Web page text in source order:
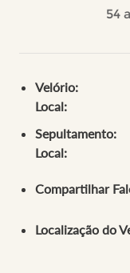
54
Velório:
Local:
Sepultamento:
Local:
Compartilhar
Localização do